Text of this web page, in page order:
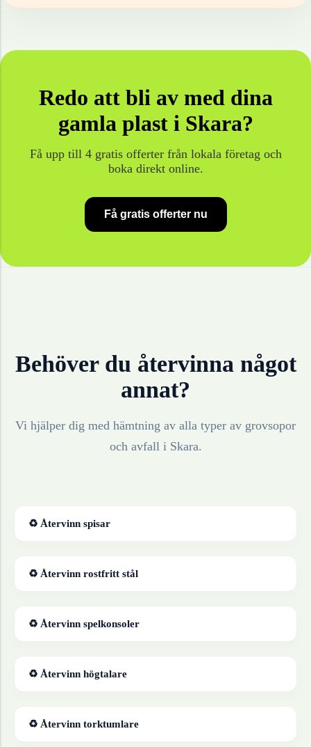
Redo att bli av med dina
gamla plasti Skara?
Få upp till 4 gratis offerter från lokala företag och
boka direkt online.
Få gratis offerter nu
Behöver du återvinna något
annat?
Vi hjälper dig med hämtning av alla typer av grovsopor
och avfall i Skara.
♻ Återvinn spisar
♻ Återvinn rostfritt stål
♻ Återvinn spelkonsoler
♻ Återvinn högtalare
♻ Återvinn torktumlare